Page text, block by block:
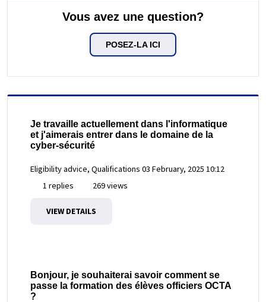
Vous avez une question?
POSEZ-LA ICI
Je travaille actuellement dans l'informatique
et j'aimerais entrer dans le domaine de la
cyber-sécurité
Eligibility advice, Qualifications 03 February, 2025 10:12
1 replies
269 views
VIEW DETAILS
Bonjour, je souhaiterai savoir comment se
passe la formation des élèves officiers OCTA
?